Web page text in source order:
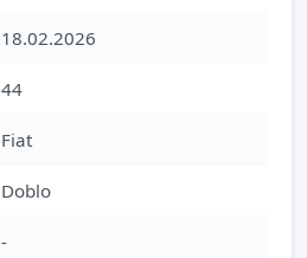
18.02.2026
44
Fiat
Doblo
-